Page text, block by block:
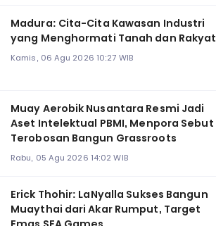
Madura: Cita-Cita Kawasan Industri
yang Menghormati Tanah dan Rakyat
Kamis, 06 Agu 2026 10:27 WIB
Muay Aerobik Nusantara Resmi Jadi
Aset Intelektual PBMI, Menpora Sebut
Terobosan Bangun Grassroots
Rabu, 05 Agu 2026 14:02 WIB
Erick Thohir: LaNyalla Sukses Bangun
Muaythai dari Akar Rumput, Target